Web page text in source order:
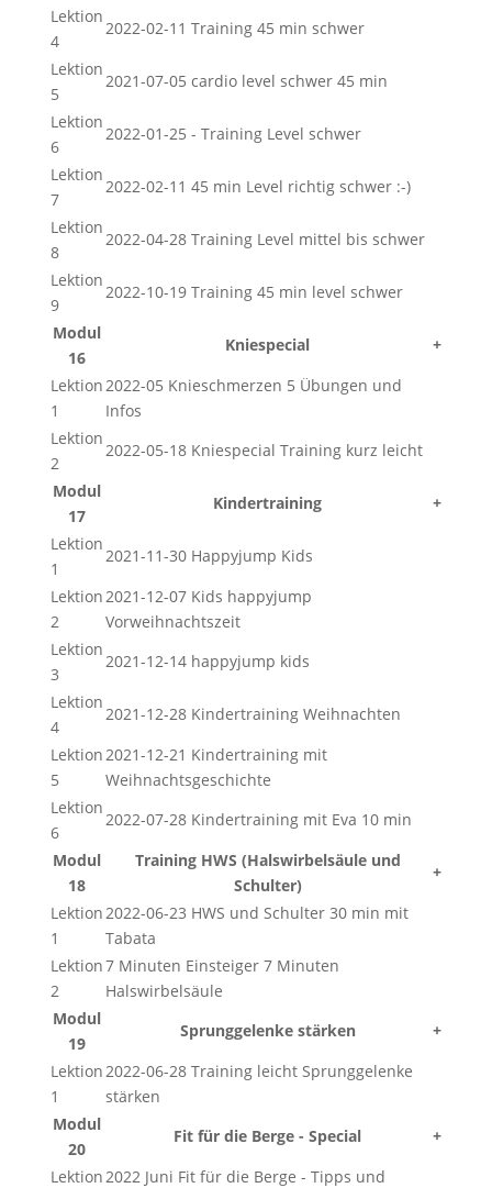
Lektion
4
2022-02-11 Training 45 min schwer
Lektion
5
2021-07-05 cardio level schwer 45 min
Lektion
6
2022-01-25 - Training Level schwer
Lektion
7
2022-02-11 45 min Level richtig schwer :-)
Lektion
8
2022-04-28 Training Level mittel bis schwer
Lektion
9
2022-10-19 Training 45 min level schwer
Modul
16
Kniespecial
+
Lektion
1
2022-05 Knieschmerzen 5 Übungen und
Infos
Lektion
2
2022-05-18 Kniespecial Training kurz leicht
Modul
17
Kindertraining
+
Lektion
1
2021-11-30 Happyjump Kids
Lektion
2
2021-12-07 Kids happyjump
Vorweihnachtszeit
Lektion
3
2021-12-14 happyjump kids
Lektion
4
2021-12-28 Kindertraining Weihnachten
Lektion
5
2021-12-21 Kindertraining mit
Weihnachtsgeschichte
Lektion
6
2022-07-28 Kindertraining mit Eva 10 min
Modul
18
Training HWS (Halswirbelsäule und
Schulter)
+
Lektion
1
2022-06-23 HWS und Schulter 30 min mit
Tabata
Lektion
2
7 Minuten Einsteiger 7 Minuten
Halswirbelsäule
Modul
19
Sprunggelenke stärken
+
Lektion
1
2022-06-28 Training leicht Sprunggelenke
stärken
Modul
20
Fit für die Berge - Special
+
Lektion2022 Juni Fit für die Berge - Tipps und